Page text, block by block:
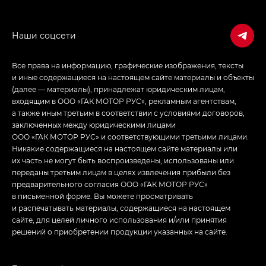
Все права на информацию, графические изображения, тексты
и иные содержащиеся на настоящем сайте материалы и объекты
(далее — материалы), принадлежат юридическим лицам,
входящим в ООО «ГАК МОТОР РУС», рекламным агентствам,
а также иным третьим в соответствии с условиями договоров,
заключенных между юридическими лицами
ООО «ГАК МОТОР РУС» и соответствующими третьими лицами.
Никакие содержащиеся на настоящем сайте материалы или
их часть не могут быть воспроизведены, использованы или
переданы третьим лицам в целях извлечения прибыли без
предварительного согласия ООО «ГАК МОТОР РУС»
в письменной форме. Вы можете просматривать
и распечатывать материалы, содержащиеся на настоящем
сайте, для целей личного использования и/или принятия
решений о приобретении продукции указанных на сайте.